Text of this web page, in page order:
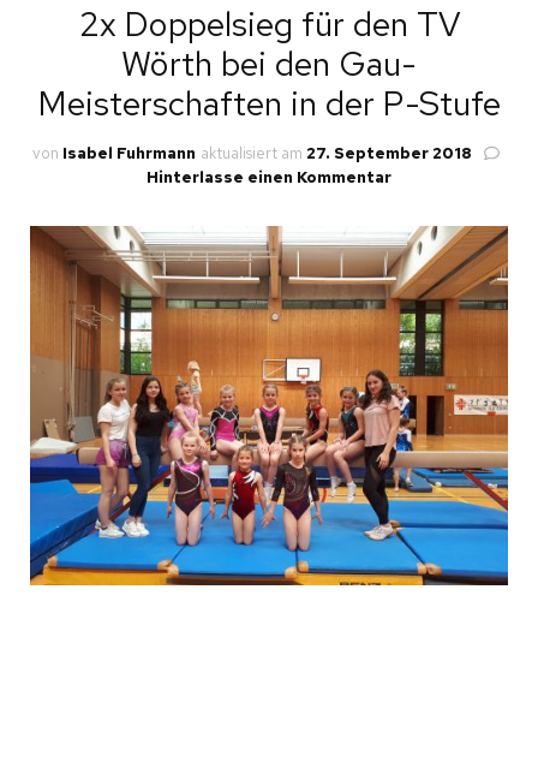
2x Doppelsieg für den TV
Wörth bei den Gau-
Meisterschaften in der P-Stufe
von Isabel Fuhrmann aktualisiert am 27. September 2018
Hinterlasse einen Kommentarzu
Doppelsieg
für
den
TV
Wörth
bei
den
Gau-
Meisterschaften
in
der
P-
Stufe